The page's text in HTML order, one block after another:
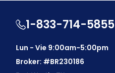
1-833-714-5855
Lun - Vie 9:00am-5:00pm
Broker: #BR230186